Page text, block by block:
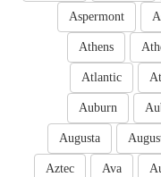
Aspermont
Athens
Atlantic
Auburn
Augusta
Ava
Aztec